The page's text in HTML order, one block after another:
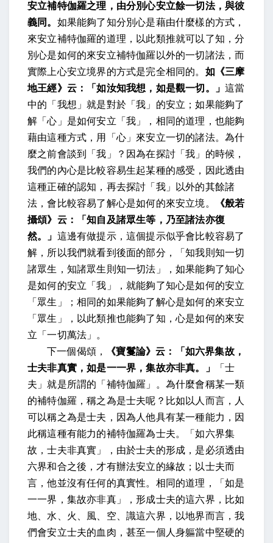
安立補特伽羅之理，由分別心安立餘一切法，與彼
義同。 如果能夠了知分別心是藉由什麼樣的方式，
來安立補特伽羅的道理，以此類推就可以了知，分
別心是如何的來安立補特伽羅以外的一切諸法，而
實際上心安立境界的方式是完全相同的。 如《三摩
地王經》云：「如汝知我想，如是觀一切。」這當
中的「我想」就是對於「我」的安立；如果能夠了
解「心」是如何安立「我」，相同的道理，也能夠
藉由這種方式，用「心」來安立一切的諸法。為什
麼之前會談到「我」？因為在探討「我」的時候，
我們的內心是比較容易生起某種的感受，因此透由
這種正確的認知，再去探討「我」以外的其餘諸
法，會比較容易了解心是如何的來安立境。
《般若
攝頌》云：「知自及諸眾生等，乃至諸法亦復
然。」 這邊有做提示，這個提示似乎會比較容易了
解，所以我們就看到後面的部分，「知我則知一切
諸眾生，知諸眾生則知一切法」，如果能夠了知心
是如何的安立「我」，就能夠了知心是如何的安立
「眾生」；相同的如果能夠了解心是如何的來安立
「眾生」，以此類推也能夠了知，心是如何的來安
立「一切萬法」。
下一個偈頌，
《寶鬘論》云：「如六界集故，
士夫非真實，如是一一界，集故亦非真。」
「士
夫」就是所謂的「補特伽羅」。為什麼會稱某一類
的補特伽羅，稱之為是士夫呢？比如以人而言，人
可以稱之為是士夫，因為人他具有某一種能力，因
此稱這種有能力的補特伽羅為士夫。「如六界集
故，士夫非真實」，由於士夫的形成，是必須透由
六界和合之後，才有辦法安立的緣故；以士夫而
言，他並沒有任何的真實性。相同的道理，「如是
一一界，集故亦非真」，形成士夫的這六界，比如
地、水、火、風、空、識這六界，以地界而言，我
們會安立士夫的血肉，甚至一個人身軀當中堅硬的